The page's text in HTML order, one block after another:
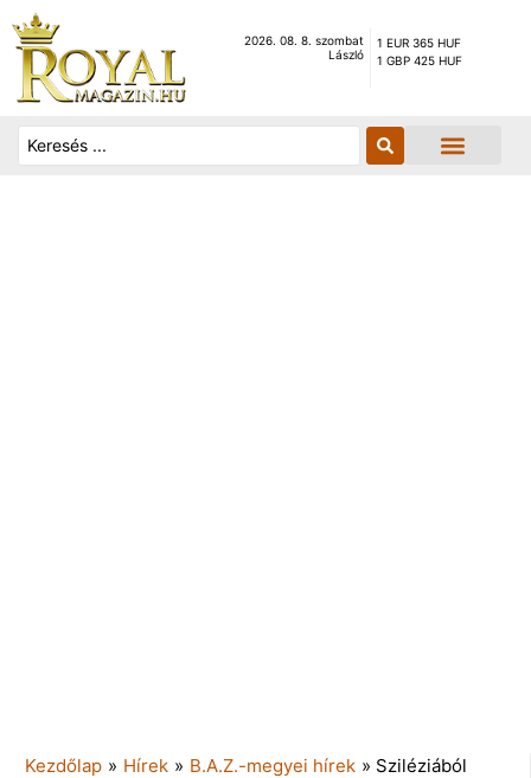
2026. 08. 8. szombat
László
1 EUR 365 HUF
1 GBP 425 HUF
Kezdőlap » Hírek » B.A.Z.-megyei hírek » Sziléziából